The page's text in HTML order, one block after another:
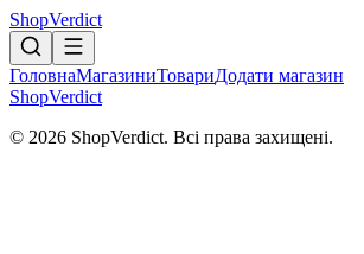
ShopVerdict
ГоловнаМагазиниТовариДодати магазин
ShopVerdict
© 2026 ShopVerdict. Всі права захищені.